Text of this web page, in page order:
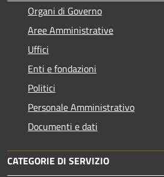
Organi di Governo
Aree Amministrative
Uffici
Enti e fondazioni
Politici
Personale Amministrativo
Documenti e dati
CATEGORIE DI SERVIZIO